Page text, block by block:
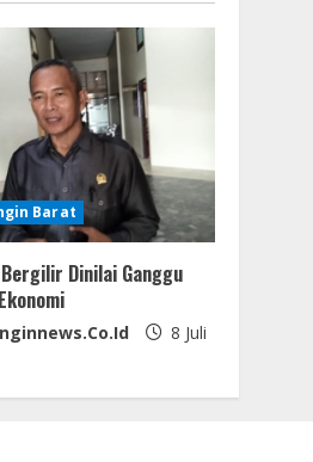
Barat
Dinilai Ganggu
8 Juli